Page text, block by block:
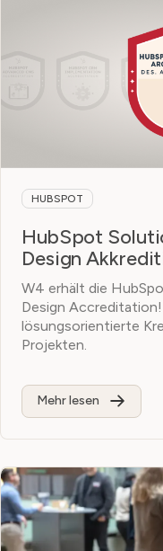
HUBSPOT
HubSpot
Design
W4 erhält die
Design
lösungsorientierte
Projekten.
Mehr lesen